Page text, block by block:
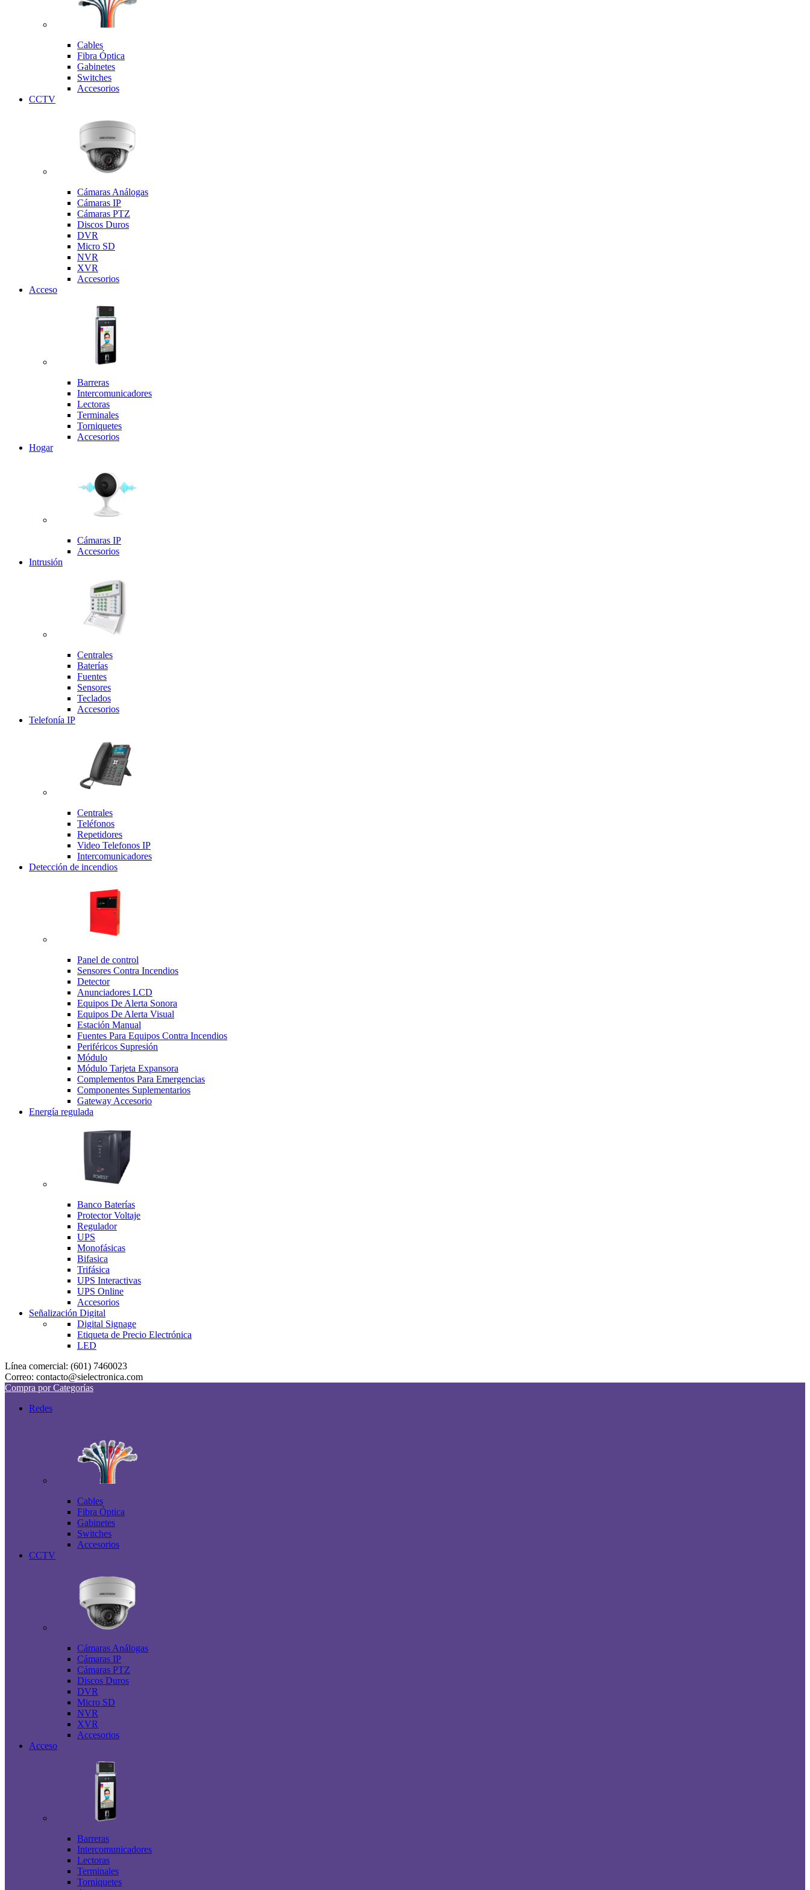
Cables
Fibra Óptica
Gabinetes
Switches
Accesorios
CCTV
Cámaras Análogas
Cámaras IP
Cámaras PTZ
Discos Duros
DVR
Micro SD
NVR
XVR
Accesorios
Acceso
Barreras
Intercomunicadores
Lectoras
Terminales
Torniquetes
Accesorios
Hogar
Cámaras IP
Accesorios
Intrusión
Centrales
Baterías
Fuentes
Sensores
Teclados
Accesorios
Telefonía IP
Centrales
Teléfonos
Repetidores
Video Telefonos IP
Intercomunicadores
Detección de incendios
Panel de control
Sensores Contra Incendios
Detector
Anunciadores LCD
Equipos De Alerta Sonora
Equipos De Alerta Visual
Estación Manual
Fuentes Para Equipos Contra Incendios
Periféricos Supresión
Módulo
Módulo Tarjeta Expansora
Complementos Para Emergencias
Componentes Suplementarios
Gateway Accesorio
Energía regulada
Banco Baterías
Protector Voltaje
Regulador
UPS
Monofásicas
Bifasica
Trifásica
UPS Interactivas
UPS Online
Accesorios
Señalización Digital
Digital Signage
Etiqueta de Precio Electrónica
LED
Línea comercial: (601) 7460023
Correo: contacto@sielectronica.com
Compra por Categorías
Redes
Cables
Fibra Óptica
Gabinetes
Switches
Accesorios
CCTV
Cámaras Análogas
Cámaras IP
Cámaras PTZ
Discos Duros
DVR
Micro SD
NVR
XVR
Accesorios
Acceso
Barreras
Intercomunicadores
Lectoras
Terminales
Torniquetes